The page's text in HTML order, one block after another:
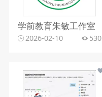
学前教育朱敏工作室
2026-02-10 530